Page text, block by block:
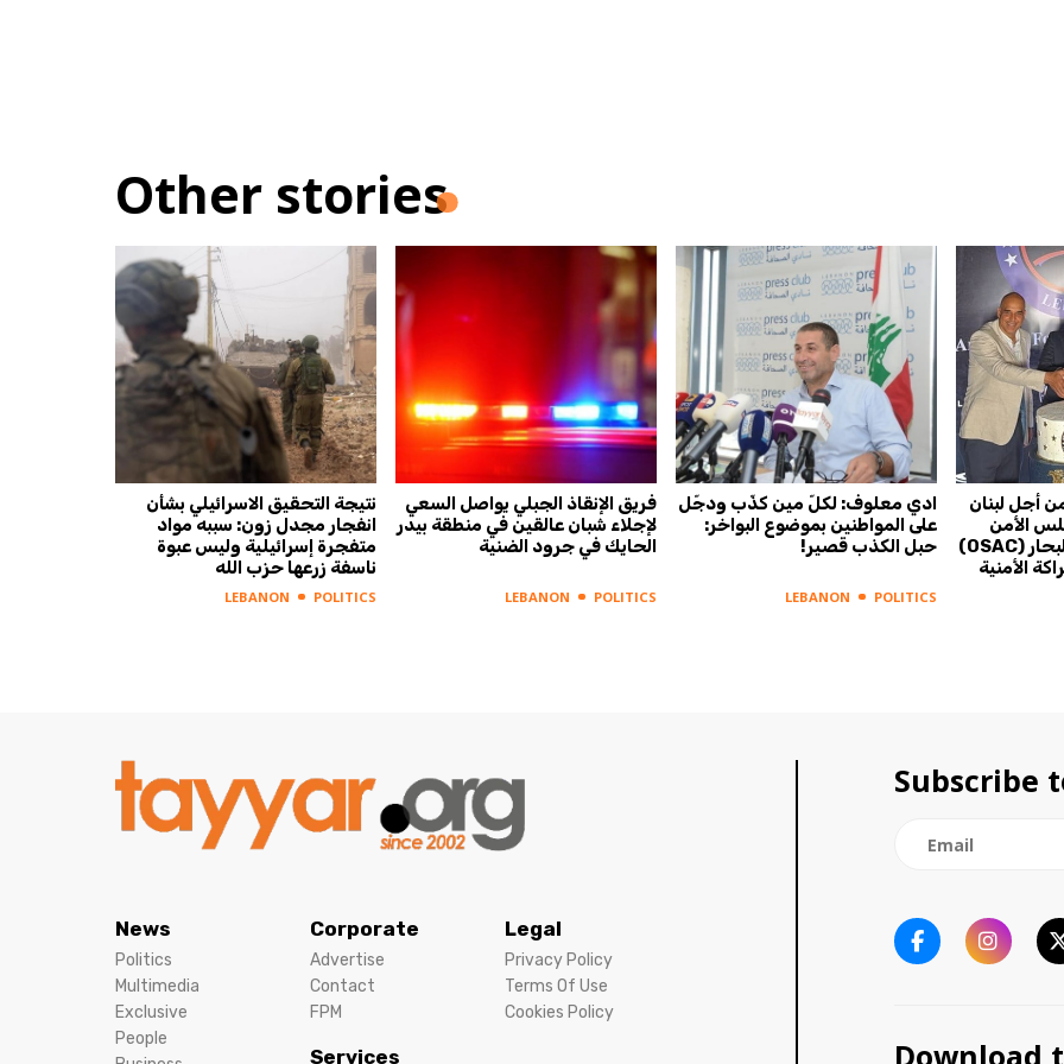
Other stories
نتيجة التحقيق الاسرائيلي بشأن
انفجار مجدل زون: سببه مواد
متفجرة إسرائيلية وليس عبوة
ناسفة زرعها حزب الله
LEBANON POLITICS
فريق الإنقاذ الجبلي يواصل السعي
لإجلاء شبان عالقين في منطقة بيدر
الحايك في جرود الضنية
LEBANON POLITICS
ادي معلوف: لكلّ مين كذّب ودجّل
على المواطنين بموضوع البواخر:
حبل الكذب قصير!
LEBANON POLITICS
أجل لبنان
الأمن
الاستشاري لما وراء البحار (OSAC)
الأمنية
News
Politics
Multimedia
Exclusive
People
Corporate
Advertise
Contact
FPM
Services
Legal
Privacy Policy
Terms Of Use
Cookies Policy
Subscribe